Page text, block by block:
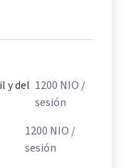
y del 1200 NIO /
sesión
1200 NIO /
sesión